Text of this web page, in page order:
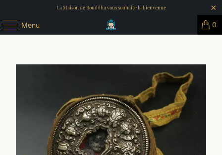
La Maison de Bouddha vous souhaite la bienvenue
Menu 0